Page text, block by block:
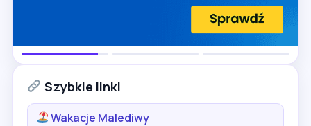
Szybkie linki
Wakacje Malediwy